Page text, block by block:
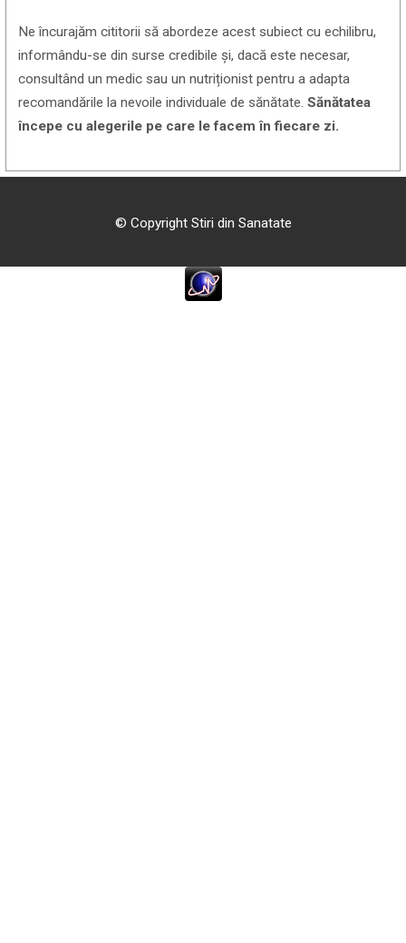
Ne încurajăm cititorii să abordeze acest subiect cu echilibru,
informându-se din surse credibile și, dacă este necesar,
consultând un medic sau un nutriționist pentru a adapta
recomandările la nevoile individuale de sănătate.Sănătatea
începe cu alegerile pe care le facem în fiecare zi.
© Copyright Stiri din Sanatate